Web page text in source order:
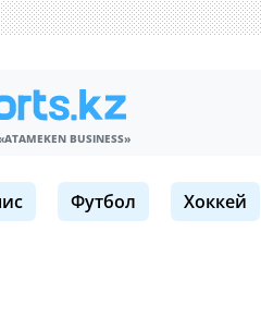
BUSINESS»
Футбол Хоккей